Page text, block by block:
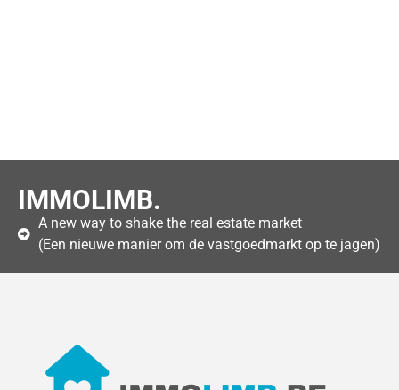
IMMOLIMB.
A new way to shake the real estate market
(Een nieuwe manier om de vastgoedmarkt op te jagen)